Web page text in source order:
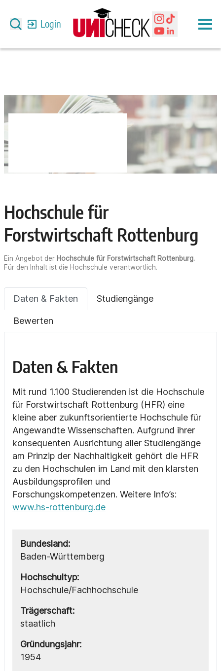
Login
Hochschule für
Forstwirtschaft Rottenburg
Ein Angebot der Hochschule für Forstwirtschaft Rottenburg.
Für den Inhalt ist die Hochschule verantwortlich.
Daten & Fakten Studiengänge
Bewerten
Daten & Fakten
Mit rund 1.100 Studierenden ist die Hochschule
für Forstwirtschaft Rottenburg (HFR) eine
kleine aber zukunftsorientierte Hochschule für
Angewandte Wissenschaften. Aufgrund ihrer
konsequenten Ausrichtung aller Studiengänge
am Prinzip der Nachhaltigkeit gehört die HFR
zu den Hochschulen im Land mit den klarsten
Ausbildungsprofilen und
Forschungskompetenzen. Weitere Info’s:
www.hs-rottenburg.de
Bundesland:
Baden-Württemberg
Hochschultyp:
Hochschule/Fachhochschule
Trägerschaft:
staatlich
Gründungsjahr:
1954